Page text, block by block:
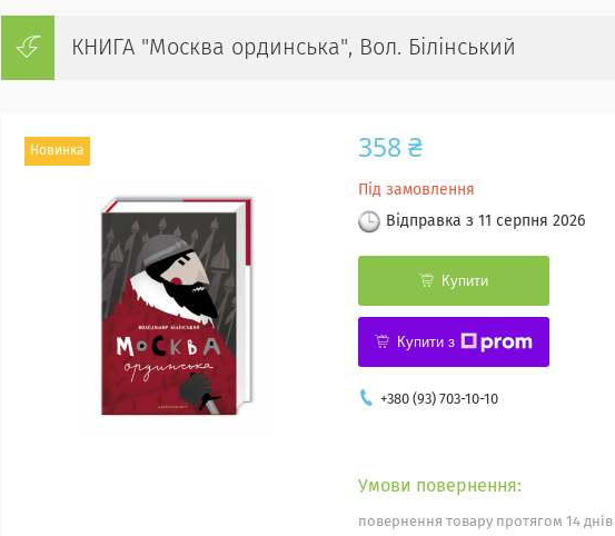
КНИГА "Москва ординська", Вол. Білінський
Новинка 358 ₴
Під замовлення
Відправка з 11 серпня 2026
Купити
Купити з
+380 (93) 703-10-10
повернення товару протягом 14 днів